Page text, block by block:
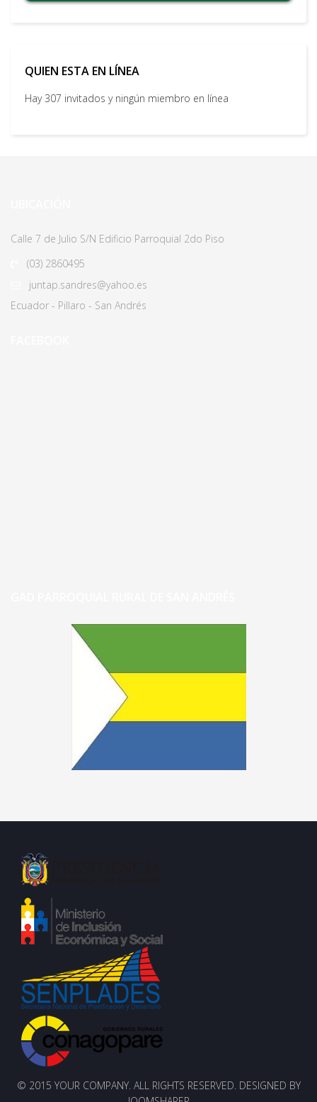
QUIEN ESTA EN LÍNEA
Hay 307 invitados y ningún miembro en línea
Calle 7 de Julio S/N Edificio Parroquial 2do Piso
(03) 2860495
juntap.sandres@yahoo.es
Ecuador - Pillaro - San Andrés
© 2015 YOUR COMPANY. ALL RIGHTS RESERVED. DESIGNED BY